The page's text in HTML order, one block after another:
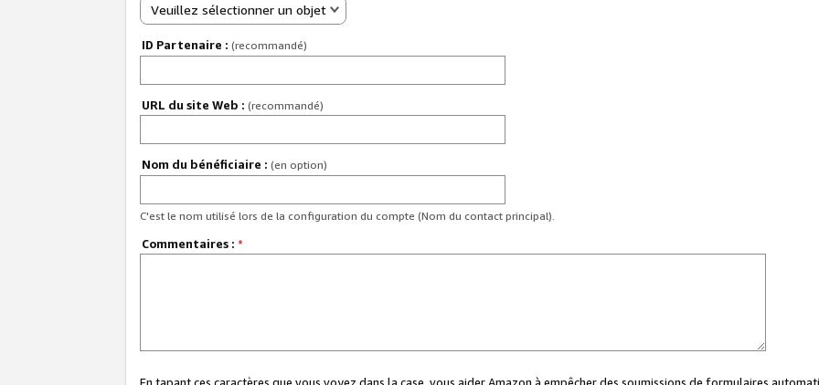
Veuillez sélectionner un objet
ID Partenaire : (recommandé)
URL du site Web : (recommandé)
Nom du bénéficiaire : (en option)
C'est le nom utilisé lors de la configuration du compte (Nom du contact principal).
Commentaires : *